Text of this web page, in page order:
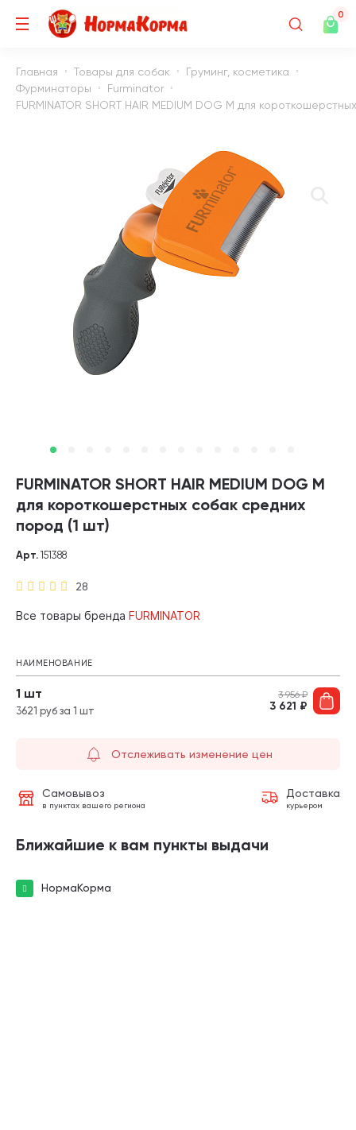
0
Главная Товары для собак
Груминг, косметика
Фурминаторы
Furminator
FURMINATOR SHORT HAIR MEDIUM DOG M для
FURMINATOR SHORT HAIR MEDIUM DOG M
для короткошерстных собак средних
пород (1 шт)
28
Арт. 151388
Все товары бренда FURMINATOR
НАИМЕНОВАНИЕ
1 шт
3621 руб за 1 шт
3 956₽
3 621 ₽
Отслеживать изменение цен
Самовывоз
в пунктах вашего региона
Доставка
курьером
Ближайшие к вам пункты выдачи
НормаКорма